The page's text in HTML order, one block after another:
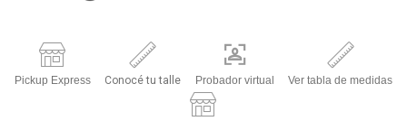
Pickup Express Conocé tu talle Probador virtual Ver tabla de medidas